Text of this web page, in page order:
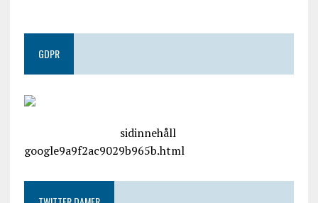
GDPR
sidinnehåll
google9a9f2ac9029b965b.html